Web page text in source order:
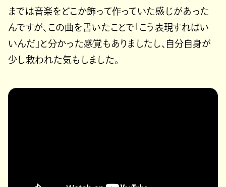
までは音楽をどこか飾って作っていた感じがあった
んですが、この曲を書いたことで「こう表現すればい
いんだ」と分かった感覚もありましたし、自分自身が
少し救われた気もしました。